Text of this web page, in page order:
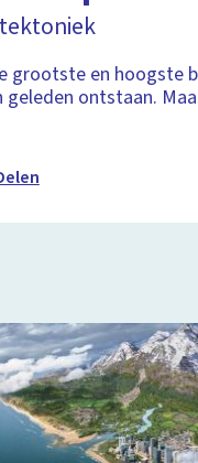
grootste en hoogste
geleden ontstaan.